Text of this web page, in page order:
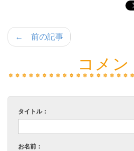
← 前の記事
コメン
タイトル：
お名前：